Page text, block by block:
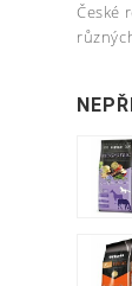
České